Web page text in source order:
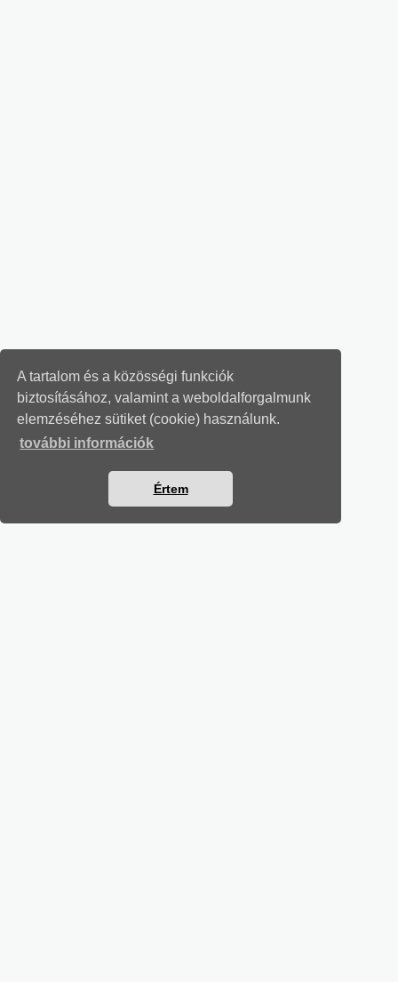
A tartalom és a közösségi funkciók
biztosításához, valamint a weboldalforgalmunk
elemzéséhez sütiket (cookie) használunk.
további információk
Értem